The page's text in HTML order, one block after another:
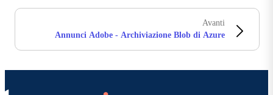
Avanti
Annunci Adobe - Archiviazione Blob di Azure